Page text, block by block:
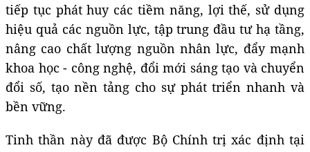
tiếp tục phát huy các tiềm năng, lợi thế, sử dụng
hiệu quả các nguồn lực, tập trung đầu tư hạ tầng,
nâng cao chất lượng nguồn nhân lực, đẩy mạnh
khoa học - công nghệ, đổi mới sáng tạo và chuyển
đổi số, tạo nền tảng cho sự phát triển nhanh và
bền vững.
Tinh thần này đã được Bộ Chính trị xác định tại